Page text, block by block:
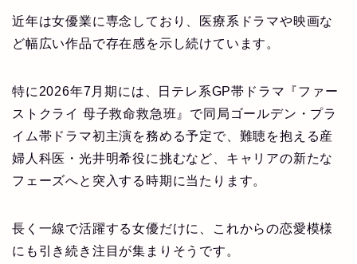
近年は女優業に専念しており、医療系ドラマや映画な
ど幅広い作品で存在感を示し続けています。
特に2026年7月期には、日テレ系GP帯ドラマ『ファー
ストクライ 母子救命救急班』で同局ゴールデン・プラ
イム帯ドラマ初主演を務める予定で、難聴を抱える産
婦人科医・光井明希役に挑むなど、キャリアの新たな
フェーズへと突入する時期に当たります。
長く一線で活躍する女優だけに、これからの恋愛模様
にも引き続き注目が集まりそうです。